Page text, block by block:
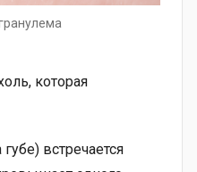
которая
встречается